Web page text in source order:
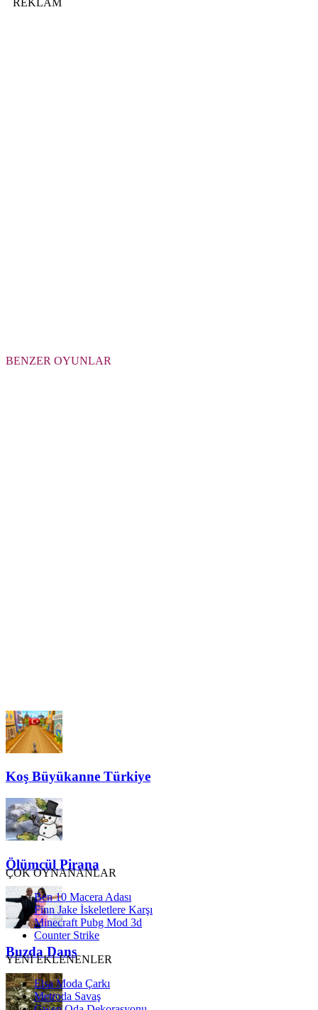
BENZER OYUNLAR
Koş Büyükanne Türkiye
Ölümcül Pirana
Buzda Dans
ÇOK OYNANANLAR
Ben 10 Macera Adası
Finn Jake İskeletlere Karşı
Minecraft Pubg Mod 3d
Counter Strike
YENİ EKLENENLER
Elsa Moda Çarkı
Metroda Savaş